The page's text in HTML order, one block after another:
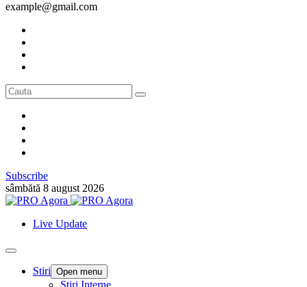
example@gmail.com
Subscribe
sâmbătă 8 august 2026
Live Update
Stiri Open menu
Stiri Interne